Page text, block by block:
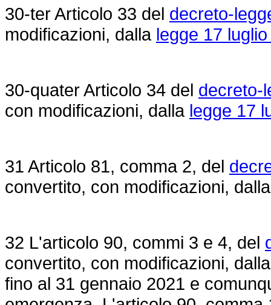
30-ter Articolo 33 del decreto-
modificazioni, dalla legge 17
30-quater Articolo 34 del decreto-
con modificazioni, dalla legge 17
31 Articolo 81, comma 2, del
convertito, con modificazioni,
32 L'articolo 90, commi 3 e 4, del
convertito, con modificazioni,
fino al 31 gennaio 2021 e